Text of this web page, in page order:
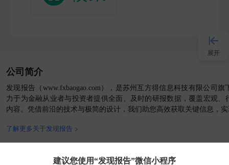
公司简介
发现报告（www.fxbaogao.com），是苏州互方得信息科技有限公司
力于为金融从业者与投资者提供全面、及时的研报数据，覆盖宏观、
内容。凭借前沿的技术与极简的设计，我们助您高效获取关键信息，
了解更多关于发现报告 >
客户端
建议您使用“发现报告”微信小程序
展开
接入AI
小程序
APP